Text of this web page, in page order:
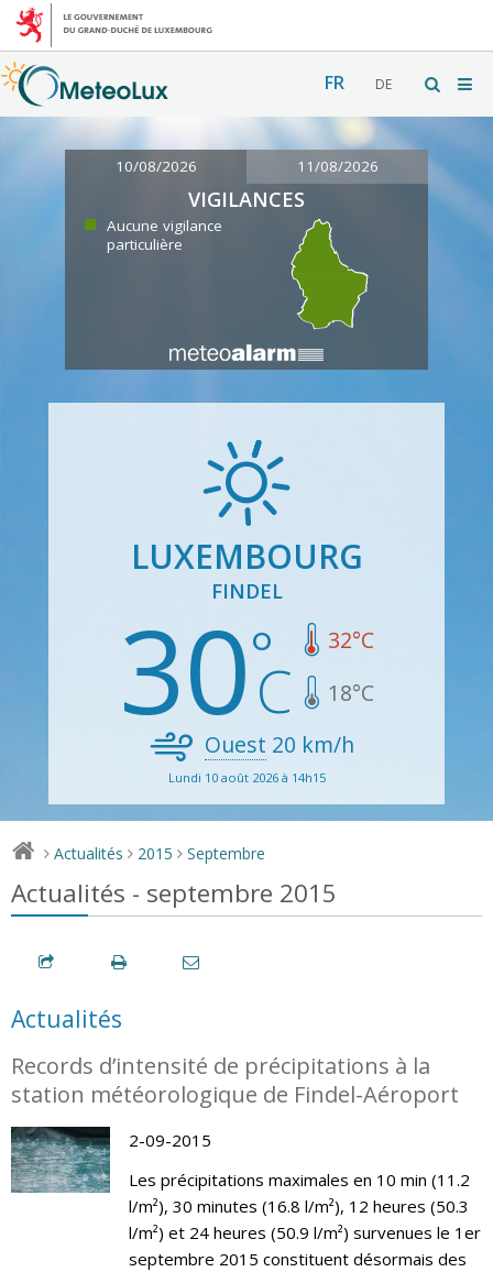
FR DE
10/08/2026 11/08/2026
VIGILANCES
Aucune vigilance
particulière
LUXEMBOURG
FINDEL
30 32°C
18°C
Ouest 20 km/h
Lundi 10 août 2026 à 14h15
> Actualités > 2015 > Septembre
Actualités - septembre 2015
Actualités
Records d’intensité de précipitations à la
station météorologique de Findel-Aéroport
2-09-2015
Les précipitations maximales en 10 min (11.2
l/m²), 30 minutes (16.8 l/m²), 12 heures (50.3
l/m²) et 24 heures (50.9 l/m²) survenues le 1er
septembre 2015 constituent désormais des